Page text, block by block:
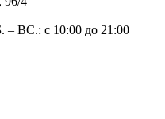
– ВС.: с 10:00 до 21:00